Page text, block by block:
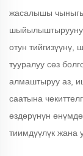
жасалышы
шыйылыштырууну
отун тийгизүүнү,
тууралуу сөз
алмаштыруу аз,
саатына
өздөрүнүн
тиимдүүлүк жана